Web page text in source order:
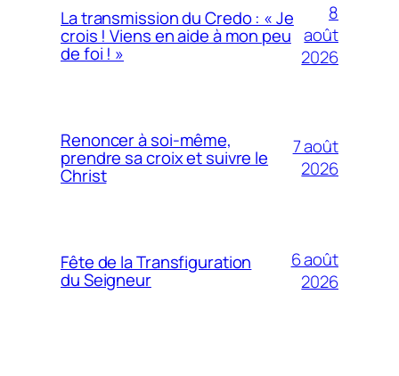
La transmission du Credo : « Je
crois ! Viens en aide à mon peu
de foi ! »
8
août
2026
Renoncer à soi-même,
prendre sa croix et suivre le
Christ
7 août
2026
Fête de la Transfiguration
du Seigneur
6 août
2026